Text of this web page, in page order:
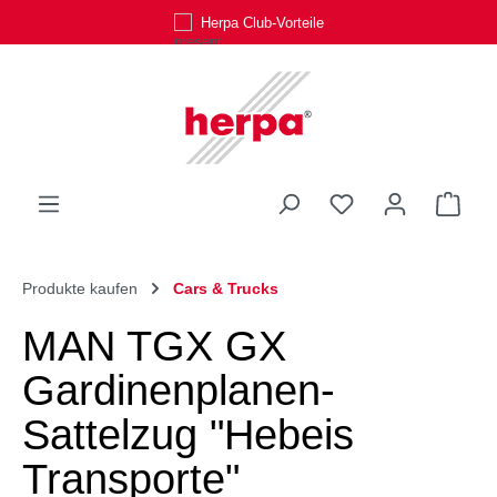
Zum Hauptinhalt springenHerpa Club-Vorteile
Du hast 0
Produkte kaufen Cars & Trucks
MAN TGX GX
Gardinenplanen-
Sattelzug "Hebeis
Transporte"